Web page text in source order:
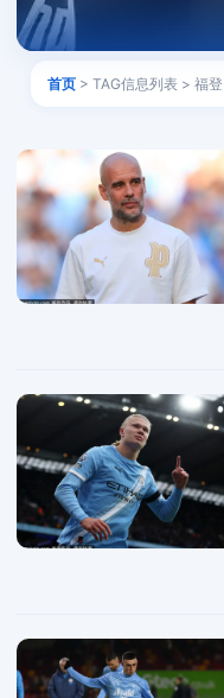
首页 > TAG信息列表 > 福登